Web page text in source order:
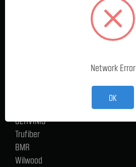
Versand und Zahlungsbedingungen
Ford Performance Racing Parts
CERVINIS
Trufiber
BMR
Wilwood
Network Error
OK